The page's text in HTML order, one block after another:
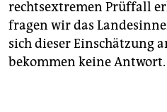
rechtsextremen Prüffall
fragen wir das
sich dieser Einschätzung
bekommen keine Antwort.